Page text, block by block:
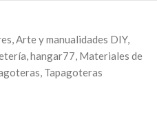
,Arte y manualidades DIY,
,hangar77, Materiales de
, Tapagoteras